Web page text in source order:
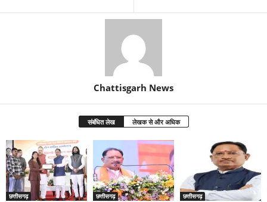
Chattisgarh News
संबंधित लेख लेखक से और अधिक
छत्तीसगढ़ छत्तीसगढ़ छत्तीसगढ़